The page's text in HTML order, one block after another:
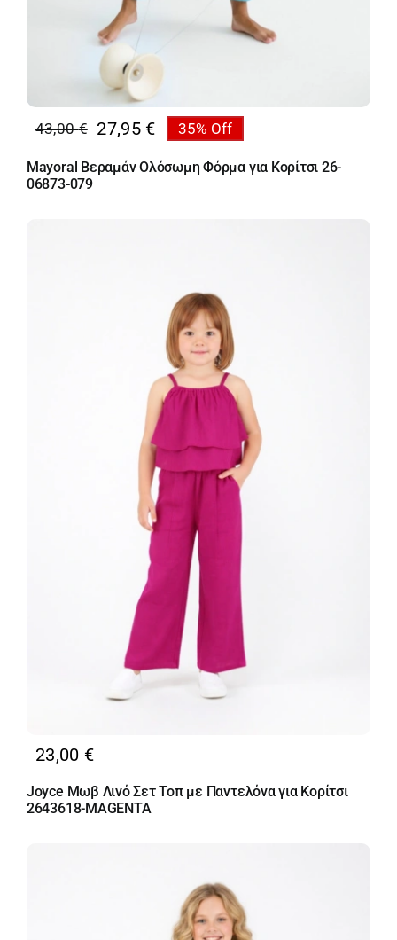
43,00€
Original
price
was:
27,95 €
Η
τρέχουσα
τιμή
35% Off
Mayoral Βεραμάν Ολόσωμη Φόρμα για Κορίτσι 26-
06873-079
23,00 €
Joyce Μωβ Λινό Σετ Τοπ με Παντελόνα για Κορίτσι
2643618-MAGENTA